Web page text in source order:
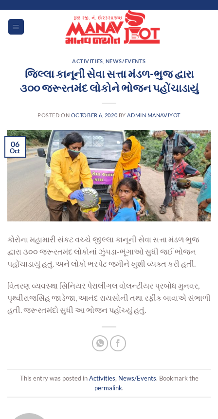
content
ACTIVITIES NEWS/EVENTS
જિલ્લા કાનૂની સેવા સત્તા મંડળ-ભુજ દ્વારા
૩૦૦ જરૂરતમંદ લોકોને ભોજન પહોંચાડાયું
POSTED ON OCTOBER 6, 2020 BY ADMIN MANAVJYOT
06
Oct
કોરોના મહામારી સંકટ વચ્ચે જીલ્લા કાનૂની સેવા સત્તા મંડળ ભુજ
દ્વારા ૩૦૦ જરૂરતમંદ લોકોનાં ઝુંપડા-ભૂંગાઓ સુધી જઈ ભોજન
પહોંચાડાયું હતું. અને લોકો ભરપેટજમીને ખુશી વ્યક્ત કરી હતી.
વિતરણ વ્યવસ્થા સિનિયર પેરાલીગલ વોલન્ટીયર પ્રબોધ મુનવર,
પૃથ્વીરાજસિંહ જાડેજા, આનંદ રાયસોની તથા રફીક બાવાએ સંભાળી
હતી. જરૂરતમંદો સુધી આ ભોજન પહોંચ્યું હતું.
This entry was posted inActivities, News/Events. Bookmark the
permalink.